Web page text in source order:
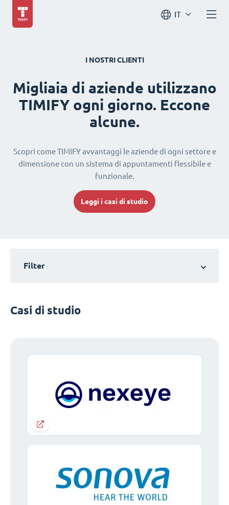
IT
I NOSTRI CLIENTI
Migliaia di aziende utilizzano
TIMIFY ogni giorno. Eccone
alcune.
Scopri come TIMIFY avvantaggi le aziende di ogni settore e
dimensione con un sistema di appuntamenti flessibile e
funzionale.
Leggi i casi di studio
Filter
Casi di studio